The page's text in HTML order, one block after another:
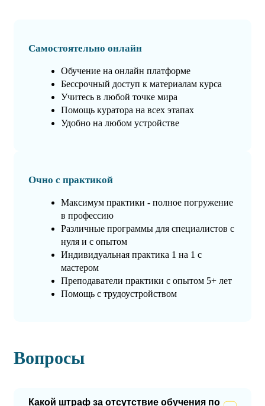
Самостоятельно онлайн
Обучение на онлайн платформе
Бессрочный доступ к материалам курса
Учитесь в любой точке мира
Помощь куратора на всех этапах
Удобно на любом устройстве
Очно с практикой
Максимум практики - полное погружение
в профессию
Различные программы для специалистов с
нуля и с опытом
Индивидуальная практика 1 на 1 с
мастером
Преподаватели практики с опытом 5+ лет
Помощь с трудоустройством
Вопросы
Какой штраф за отсутствие обучения по